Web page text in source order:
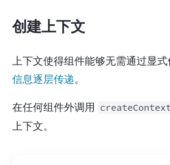
创建上下文
上下文使得组件能够无需通过显
信息逐层传递。
在任何组件外调用
上下文。